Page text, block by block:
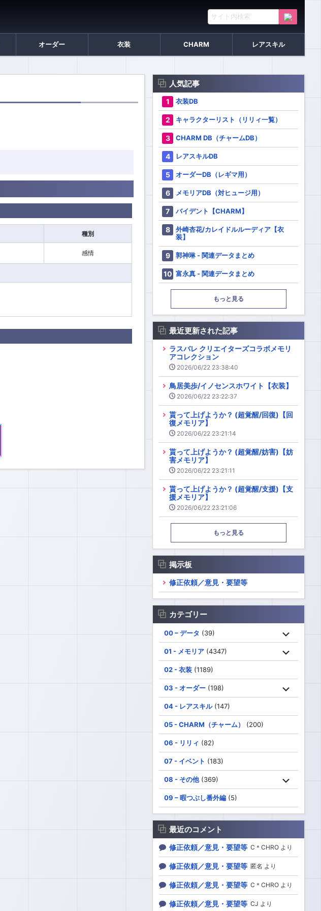
オーダー 衣装 CHARM レアスキル
種別
感情
人気記事
衣装DB
キャラクターリスト（リリィ一覧）
CHARM DB（チャームDB）
レアスキルDB
オーダーDB（レギマ用）
メモリアDB（対ヒュージ用）
バイデント【CHARM】
外崎杏花/カレイドルルーディア【衣
装】
郭神琳 - 関連データまとめ
富永真 - 関連データまとめ
もっと見る
最近更新された記事
ラスバレ クリエイターズコラボメモリ
アコレクション
2026/06/22 23:38:40
鳥居美歩/イノセンスホワイト【衣装】
2026/06/22 23:22:37
貰って上げようか？ (超覚醒/回復)【回
復メモリア】
2026/06/22 23:21:14
貰って上げようか？ (超覚醒/妨害)【妨
害メモリア】
2026/06/22 23:21:11
貰って上げようか？ (超覚醒/支援)【支
援メモリア】
2026/06/22 23:21:06
もっと見る
掲示板
修正依頼／意見・要望等
カテゴリー
00 – データ (39)
01 - メモリア (4347)
02 - 衣装 (1189)
03 - オーダー (198)
04 - レアスキル(147)
05 - CHARM（チャーム） (200)
06 - リリィ (82)
07 - イベント (183)
08 - その他(369)
09 – 暇つぶし番外編 (5)
最近のコメント
修正依頼／意見・要望等 C＊CHRO より
修正依頼／意見・要望等 匿名 より
修正依頼／意見・要望等 C＊CHRO より
修正依頼／意見・要望等 CJ より